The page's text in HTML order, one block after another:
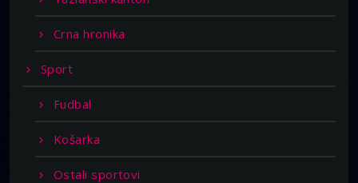
Crna hronika
Sport
Fudbal
Košarka
Ostali sportovi